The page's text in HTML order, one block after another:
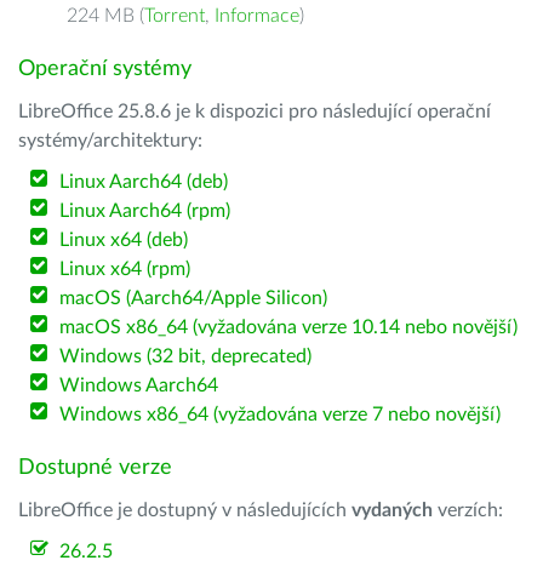
224 MB (Torrent, Informace)
Operační systémy
LibreOffice 25.8.6 je k dispozici pro následující operační
systémy/architektury:
Linux Aarch64 (deb)
Linux Aarch64 (rpm)
Linux x64 (deb)
Linux x64 (rpm)
macOS (Aarch64/Apple Silicon)
macOS x86_64 (vyžadována verze 10.14 nebo novější)
Windows (32 bit, deprecated)
Windows Aarch64
Windows x86_64 (vyžadována verze 7 nebo novější)
Dostupné verze
LibreOffice je dostupný v následujících vydaných verzích:
26.2.5